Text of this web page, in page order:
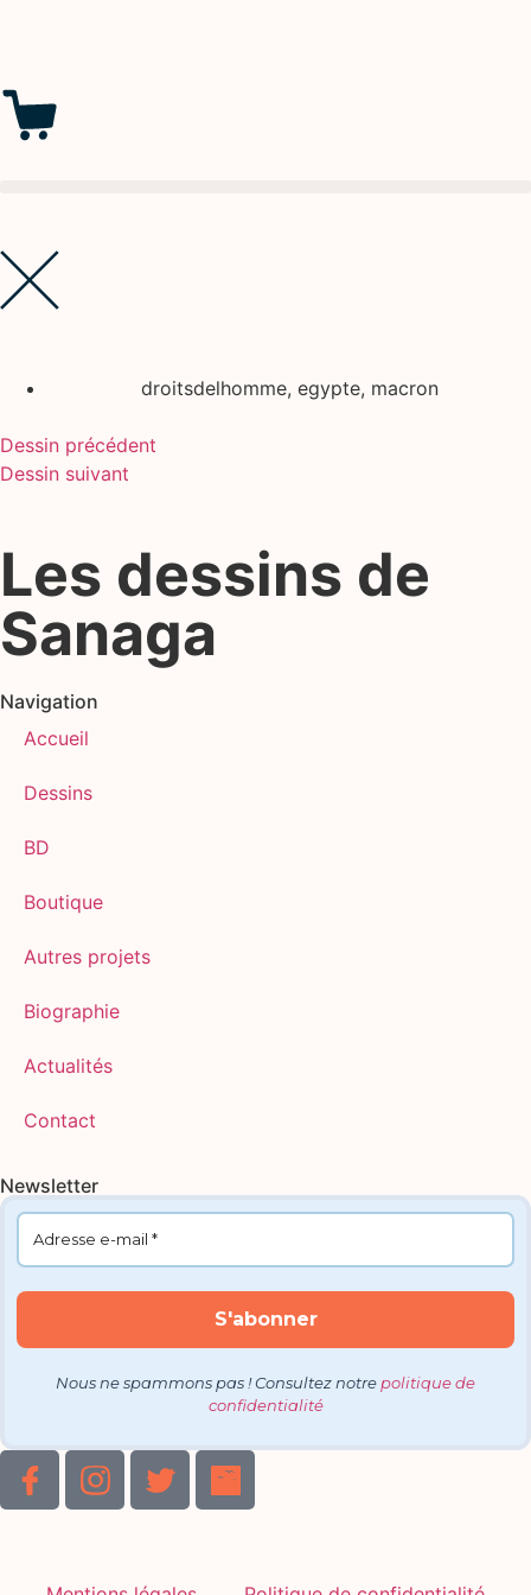
droitsdelhomme, egypte, macron
Dessin précédent
Dessin suivant
Les dessins de
Sanaga
Navigation
Accueil
Dessins
BD
Boutique
Autres projets
Biographie
Actualités
Contact
Newsletter
Nous ne spammons pas ! Consultez notre politique de
confidentialité